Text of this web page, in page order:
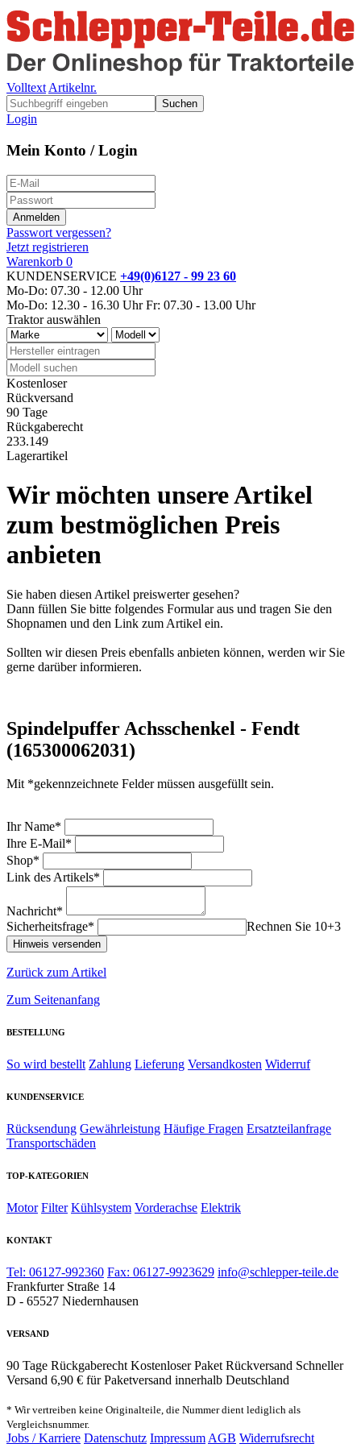
Volltext Artikelnr.
Suchen
Login
Mein Konto / Login
Passwort vergessen?
Jetzt registrieren
Warenkorb 0
KUNDENSERVICE +49(0)6127 - 99 23 60
Mo-Do: 07.30 - 12.00 Uhr
Mo-Do: 12.30 - 16.30 Uhr Fr: 07.30 - 13.00 Uhr
Traktor auswählen
Kostenloser
Rückversand
90 Tage
Rückgaberecht
233.149
Lagerartikel
Wir möchten unsere Artikel
zum bestmöglichen Preis
anbieten
Sie haben diesen Artikel preiswerter gesehen?
Dann füllen Sie bitte folgendes Formular aus und tragen Sie den
Shopnamen und den Link zum Artikel ein.
Sollten wir diesen Preis ebenfalls anbieten können, werden wir Sie
gerne darüber informieren.
Spindelpuffer Achsschenkel - Fendt
(165300062031)
Mit *gekennzeichnete Felder müssen ausgefüllt sein.
Ihr Name*
Ihre E-Mail*
Shop*
Link des Artikels*
Nachricht*
Sicherheitsfrage*
Rechnen Sie 10+3
Zurück zum Artikel
Zum Seitenanfang
BESTELLUNG
So wird bestellt Zahlung Lieferung Versandkosten Widerruf
KUNDENSERVICE
Rücksendung Gewährleistung Häufige Fragen Ersatzteilanfrage
Transportschäden
TOP-KATEGORIEN
Motor Filter Kühlsystem Vorderachse Elektrik
KONTAKT
Tel: 06127-992360 Fax: 06127-9923629 info@schlepper-teile.de
Frankfurter Straße 14
D - 65527 Niedernhausen
VERSAND
90 Tage Rückgaberecht Kostenloser Paket Rückversand Schneller
Versand 6,90 € für Paketversand innerhalb Deutschland
* Wir vertreiben keine Originalteile, die Nummer dient lediglich als
Vergleichsnummer.
Jobs / Karriere Datenschutz Impressum AGB Widerrufsrecht